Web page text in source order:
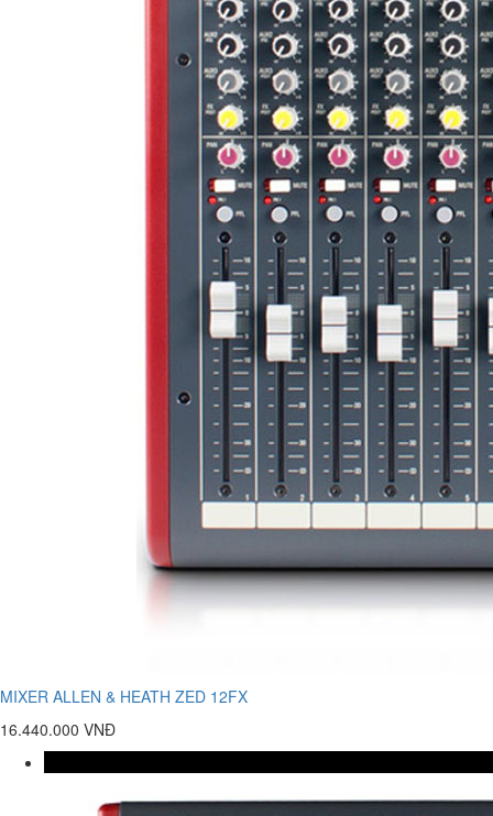
MIXER ALLEN & HEATH ZED 12FX
16.440.000 VNĐ